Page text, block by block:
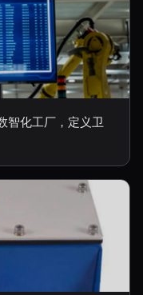
智化工厂，定义卫